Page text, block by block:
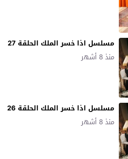
مسلسل اذا خسر الملك الحلقة 27
منذ 8 أشهر
مسلسل اذا خسر الملك الحلقة 26
منذ 8 أشهر